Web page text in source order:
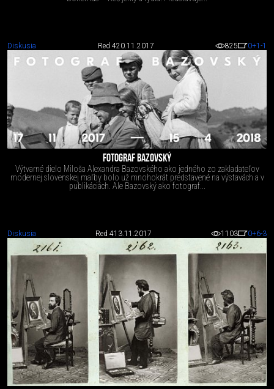
Diskusia Red 420.11.2017 825 0+1 -1
FOTOGRAF BAZOVSKÝ
Výtvarné dielo Miloša Alexandra Bazovského ako jedného zo zakladateľov
modernej slovenskej maľby bolo už mnohokrát predstavené na výstavách a v
publikáciách. Ale Bazovský ako fotograf...
Diskusia Red 413.11.2017 1103 0+6-3